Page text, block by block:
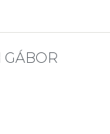
GÁBOR